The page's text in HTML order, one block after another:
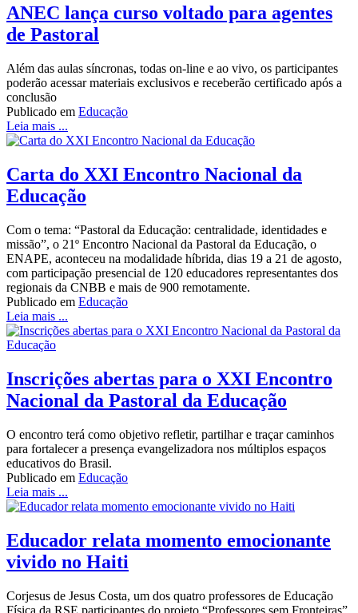
ANEC lança curso voltado para agentes
de Pastoral
Além das aulas síncronas, todas on-line e ao vivo, os participantes
poderão acessar materiais exclusivos e receberão certificado após a
conclusão
Publicado em Educação
Leia mais ...
Carta do XXI Encontro Nacional da
Educação
Com o tema: “Pastoral da Educação: centralidade, identidades e
missão”, o 21º Encontro Nacional da Pastoral da Educação, o
ENAPE, aconteceu na modalidade híbrida, dias 19 a 21 de agosto,
com participação presencial de 120 educadores representantes dos
regionais da CNBB e mais de 900 remotamente.
Publicado em Educação
Leia mais ...
Inscrições abertas para o XXI Encontro
Nacional da Pastoral da Educação
O encontro terá como objetivo refletir, partilhar e traçar caminhos
para fortalecer a presença evangelizadora nos múltiplos espaços
educativos do Brasil.
Publicado em Educação
Leia mais ...
Educador relata momento emocionante
vivido no Haiti
Corjesus de Jesus Costa, um dos quatro professores de Educação
Física da RSE participantes do projeto “Professores sem Fronteiras”,